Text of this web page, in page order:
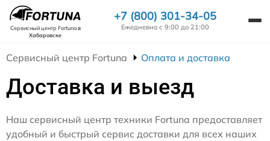
Сервисный центр Fortunaв
Хабаровске
+7 (800) 301-34-05
Ежедневно с 9:00 до 21:00
Сервисный центр Fortuna Оплата и доставка
Доставка и выезд
Наш сервисный центр техники Fortuna предоставляет
удобный и быстрый сервис доставки для всех наших